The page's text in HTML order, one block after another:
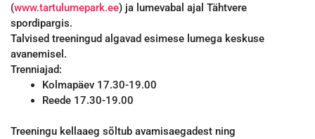
(www.tartulumepark.ee) ja lumevabal ajal Tähtvere
spordipargis.
Talvised treeningud algavad esimese lumega keskuse
avanemisel.
Trenniajad:
Kolmapäev 17.30-19.00
Reede 17.30-19.00
Treeningu kellaaeg sõltub avamisaegadest ning